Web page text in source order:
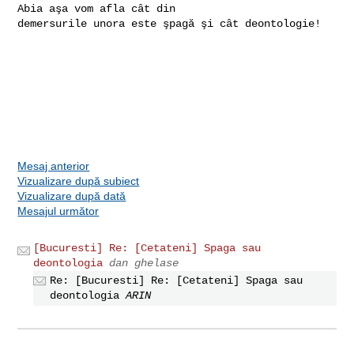
Abia aşa vom afla cât din
demersurile unora este şpagă şi cât deontologie!
Mesaj anterior
Vizualizare după subiect
Vizualizare după dată
Mesajul următor
[Bucuresti] Re: [Cetateni] Spaga sau
deontologia dan ghelase
Re: [Bucuresti] Re: [Cetateni] Spaga sau
deontologia ARIN